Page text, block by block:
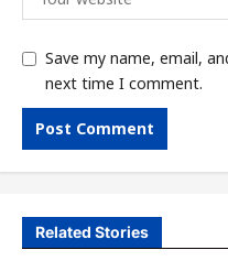
Save my name, email,
next time I comment.
Related Stories